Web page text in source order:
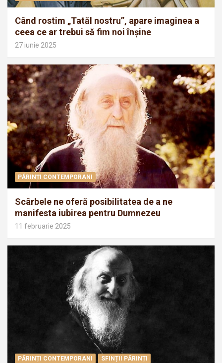
Când rostim „Tatăl nostru”, apare imaginea a
ceea ce ar trebui să fim noi înșine
27 iunie 2025
PĂRINȚI CONTEMPORANI
Scârbele ne oferă posibilitatea de a ne
manifesta iubirea pentru Dumnezeu
11 februarie 2025
PĂRINȚI CONTEMPORANI SFINȚII PĂRINȚI